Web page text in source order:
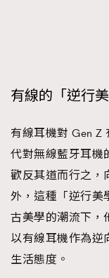
有線的「逆行
有線耳機對 Gen Z
代對無線藍牙耳機
歡反其道而行之，
外，這種「逆行美
古美學的潮流下，
以有線耳機作為逆
生活態度。